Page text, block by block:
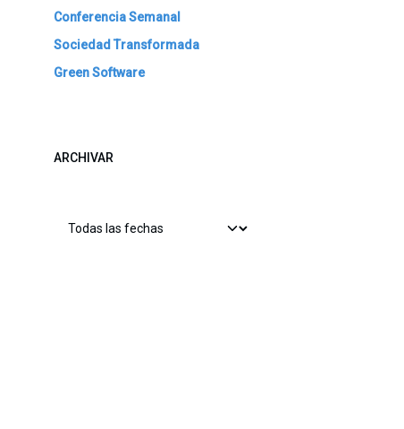
Conferencia Semanal
Sociedad Transformada
Green Software
ARCHIVAR